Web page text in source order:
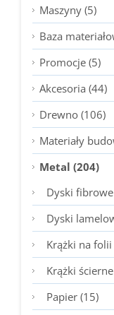
Maszyny (5)
Baza
Promocje (5)
Akcesoria (44)
Drewno (106)
Materiały
Metal (204)
Dyski
Dyski
Krążki na folii
Krążki
Papier (15)